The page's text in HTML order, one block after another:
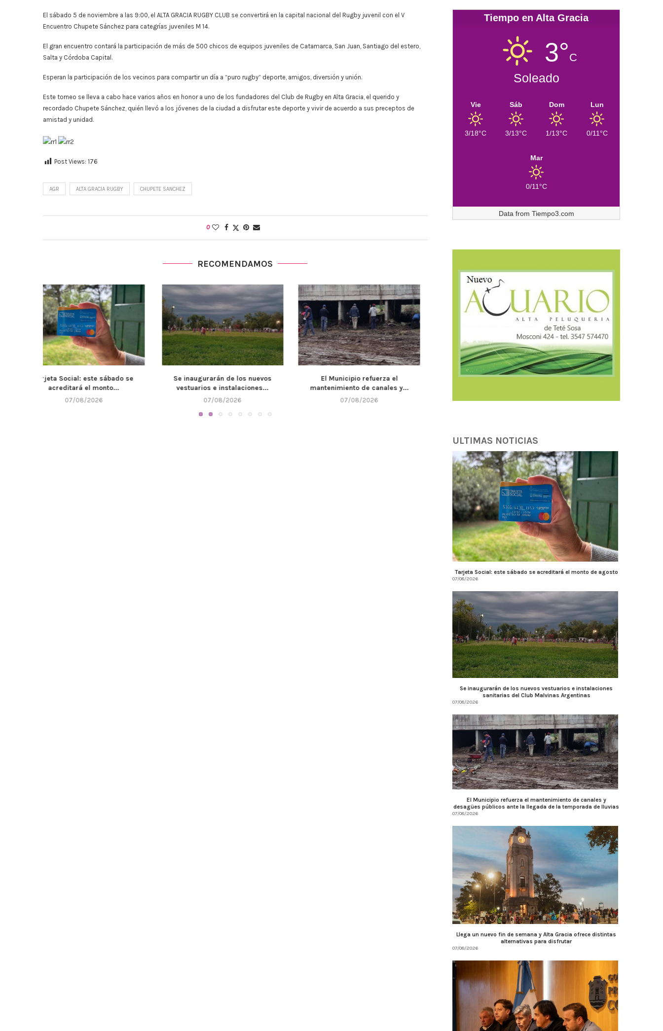
El sábado 5 de noviembre a las 9:00, el ALTA GRACIA RUGBY CLUB se convertirá en la capital nacional del Rugby juvenil con el V
Encuentro Chupete Sánchez para categrías juveniles M 14.
El gran encuentro contará la participación de más de 500 chicos de equipos juveniles de Catamarca, San Juan, Santiago del estero,
Salta y Córdoba Capital.
Esperan la participación de los vecinos para compartir un día a “puro rugby” deporte, amigos, diversión y unión.
Este torneo se lleva a cabo hace varios años en honor a uno de los fundadores del Club de Rugby en Alta Gracia, el querido y
recordado Chupete Sánchez, quién llevó a los jóvenes de la ciudad a disfrutar este deporte y vivir de acuerdo a sus preceptos de
amistad y unidad.
Post Views: 176
AGR ALTA GRACIA RUGBY CHUPETE SANCHEZ
0
RECOMENDAMOS
Se inaugurarán de los nuevos
vestuarios e instalaciones...
07/08/2026
El Municipio refuerza el
mantenimiento de canales y...
07/08/2026
Llega un nuevo fin de semana y
Alta...
07/08/2026
Córdoba fortalece la prevención y
07/08/2026
Córdoba fortalece la
Tiempo en Alta Gracia
3°C
Soleado
Vie
3/18°C
Sáb
3/13°C
Dom
1/13°C
Lun
0/11°C
Mar
0/11°C
Data from Tiempo3.com
ULTIMAS NOTICIAS
Tarjeta Social: este sábado se acreditará el monto de agosto
07/08/2026
Se inaugurarán de los nuevos vestuarios e instalaciones
sanitarias del Club Malvinas Argentinas
07/08/2026
El Municipio refuerza el mantenimiento de canales y
desagües públicos ante la llegada de la temporada de lluvias
07/08/2026
Llega un nuevo fin de semana y Alta Gracia ofrece distintas
alternativas para disfrutar
07/08/2026